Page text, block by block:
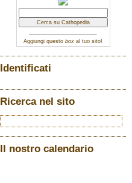
Aggiungi questo box al tuo sito!
Identificati
Ricerca nel sito
Il nostro calendario